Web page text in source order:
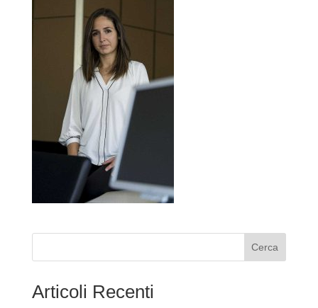
Cerca
Articoli Recenti